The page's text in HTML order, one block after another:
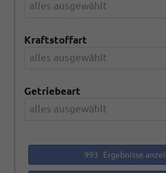
alles ausgewählt
Kraftstoffart
alles ausgewählt
Getriebeart
alles ausgewählt
993 Ergebnisse